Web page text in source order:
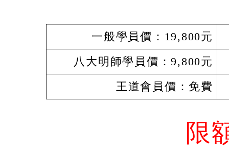
一般學員價：19,800元
八大明師學員價：9,800元
王道會員價：免費
限